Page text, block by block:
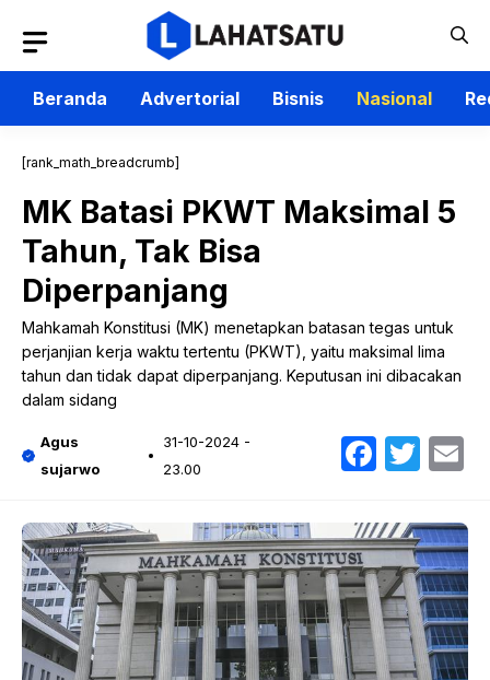
isi
Beranda
Advertorial Bisnis Nasional
[rank_math_breadcrumb]
MK Batasi PKWT Maksimal 5
Tahun, Tak Bisa
Diperpanjang
Mahkamah Konstitusi (MK) menetapkan batasan tegas untuk
perjanjian kerja waktu tertentu (PKWT), yaitu maksimal lima
tahun dan tidak dapat diperpanjang. Keputusan ini dibacakan
dalam sidang
Agus
sujarwo
31-10-2024 -
23.00